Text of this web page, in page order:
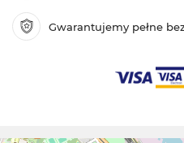
Gwarantujemy pełne